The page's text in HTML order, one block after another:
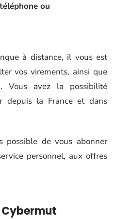
ou
à distance, il vous est
vos virements, ainsi que
Vous avez la possibilité
depuis la France et dans
possible de vous abonner
personnel, aux offres
Cybermut